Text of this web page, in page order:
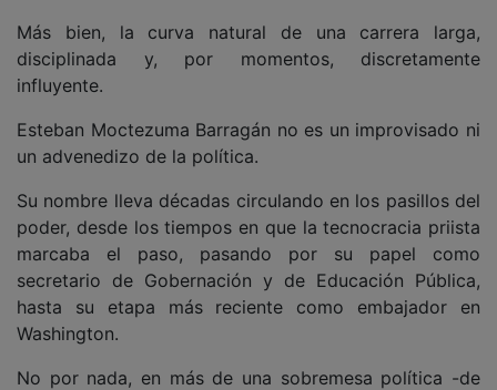
Más bien, la curva natural de una carrera larga,
disciplinada y, por momentos, discretamente
influyente.
Esteban Moctezuma Barragán no es un improvisado ni
un advenedizo de la política.
Su nombre lleva décadas circulando en los pasillos del
poder, desde los tiempos en que la tecnocracia priista
marcaba el paso, pasando por su papel como
secretario de Gobernación y de Educación Pública,
hasta su etapa más reciente como embajador en
Washington.
No por nada, en más de una sobremesa política -de